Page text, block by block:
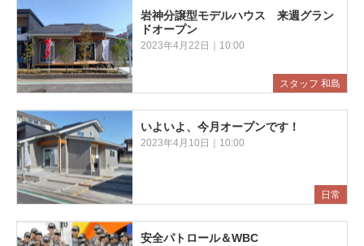
スタッフ 和島
岩神分譲型モデルハウス 来週グラン
ドオープン
2023年4月22日｜10:00
日常
いよいよ、今月オープンです！
2023年4月10日｜10:00
安全パトロール＆WBC